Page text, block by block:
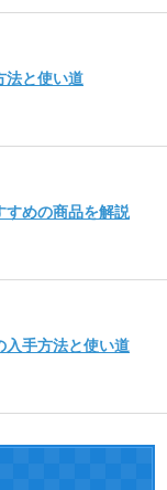
法と使い道
すめの商品を解説
入手方法と使い道